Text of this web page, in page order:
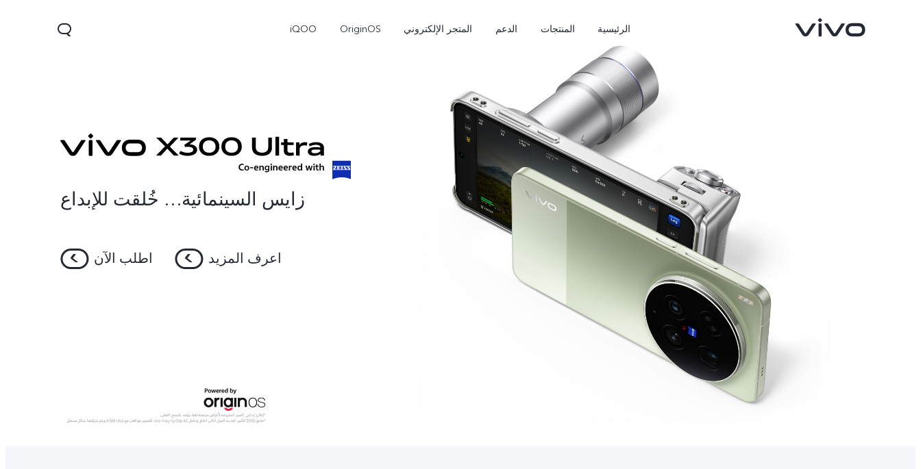
الرئيسية المنتجات الدعم المتجر الإلكتروني OriginOS
iQOO
X300 FE
زايس السينمائية… خُلقت للإبداع
اعرف المزيد اطلب الآن